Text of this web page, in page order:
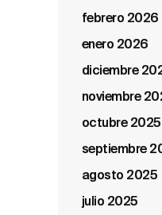
febrero 2026
enero 2026
diciembre
noviembre
octubre 2025
septiembre
agosto 2025
julio 2025